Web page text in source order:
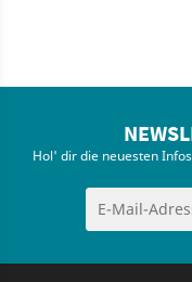
Hol' dir die neuesten